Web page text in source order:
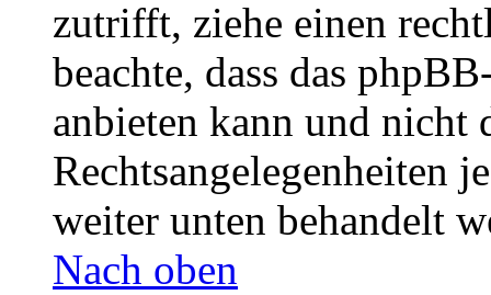
zutrifft, ziehe einen
beachte, dass das
anbieten kann und nicht
Rechtsangelegenheiten
weiter unten behandelt
Nach oben